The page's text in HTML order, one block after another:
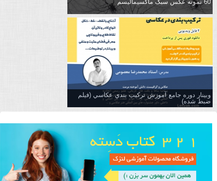
60 نمونه عکس سبک ماکسیمالیسم
وبینار دوره جامع آموزش تركيب بندي عكاسي (فیلم
ضبط شده)